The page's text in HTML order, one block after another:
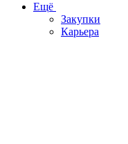
Ещё
Закупки
Карьера